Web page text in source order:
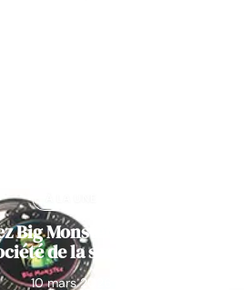
Big Monster, notre jeu de
de la semaine
10 mars 2026